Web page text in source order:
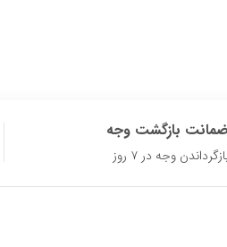
ضمانت بازگشت وجه
وجه در ۷ روز